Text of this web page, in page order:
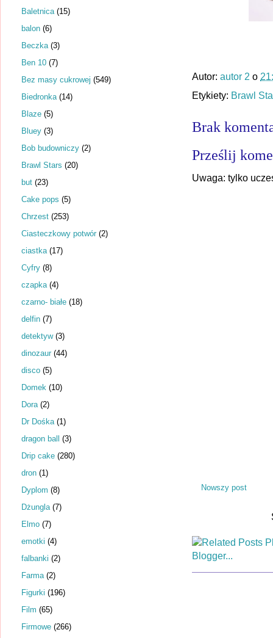
Autor: autor 2 o
Etykiety: Brawl
Brak
Prześlij
Uwaga: tylko
Nowszy post
Baletnica (15)
balon (6)
Beczka (3)
Ben 10 (7)
Bez masy cukrowej (549)
Biedronka (14)
Blaze (5)
Bluey (3)
Bob budowniczy (2)
Brawl Stars (20)
but (23)
Cake pops (5)
Chrzest (253)
Ciasteczkowy potwór (2)
ciastka (17)
Cyfry (8)
czapka (4)
czarno- białe (18)
delfin (7)
detektyw (3)
dinozaur (44)
disco (5)
Domek (10)
Dora (2)
Dr Dośka (1)
dragon ball (3)
Drip cake (280)
dron (1)
Dyplom (8)
Dżungla (7)
Elmo (7)
emotki (4)
falbanki (2)
Farma (2)
Figurki (196)
Film (65)
Firmowe (266)